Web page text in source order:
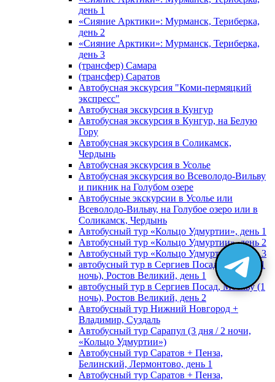
день 1
«Сияние Арктики»: Мурманск, Териберка,
день 2
«Сияние Арктики»: Мурманск, Териберка,
день 3
(трансфер) Самара
(трансфер) Саратов
Автобусная экскурсия "Коми-пермяцкий
экспресс"
Автобусная экскурсия в Кунгур
Автобусная экскурсия в Кунгур, на Белую
Гору
Автобусная экскурсия в Соликамск,
Чердынь
Автобусная экскурсия в Усолье
Автобусная экскурсия во Всеволодо-Вильву
и пикник на Голубом озере
Автобусные экскурсии в Усолье или
Всеволодо-Вильву, на Голубое озеро или в
Соликамск, Чердынь
Автобусный тур «Кольцо Удмуртии», день 1
Автобусный тур «Кольцо Удмуртии», день 2
Автобусный тур «Кольцо Удмуртии», день 3
автобусный тур в Сергиев Посад, Москву (1
ночь), Ростов Великий, день 1
автобусный тур в Сергиев Посад, Москву (1
ночь), Ростов Великий, день 2
Автобусный тур Нижний Новгород +
Владимир, Суздаль
Автобусный тур Сарапул (3 дня / 2 ночи,
«Кольцо Удмуртии»)
Автобусный тур Саратов + Пенза,
Белинский, Лермонтово, день 1
Автобусный тур Саратов + Пенза,